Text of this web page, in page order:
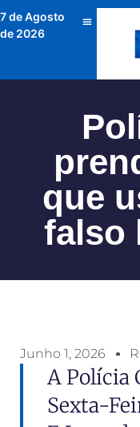
7 de Agosto
de 2026
que
falso
Junho 1, 2026
A Polícia
Sexta-